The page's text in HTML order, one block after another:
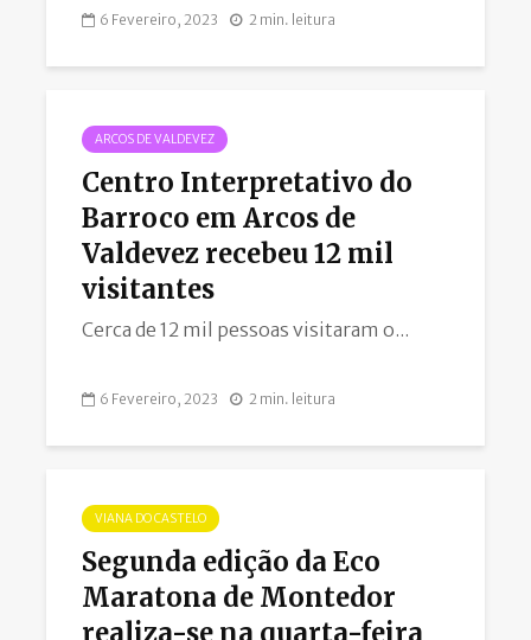
6 Fevereiro, 2023 2 min. leitura
ARCOS DE VALDEVEZ
Centro Interpretativo do
Barroco em Arcos de
Valdevez recebeu 12 mil
visitantes
Cerca de 12 mil pessoas visitaram o...
6 Fevereiro, 2023 2 min. leitura
VIANA DO CASTELO
Segunda edição da Eco
Maratona de Montedor
realiza-se na quarta-feira